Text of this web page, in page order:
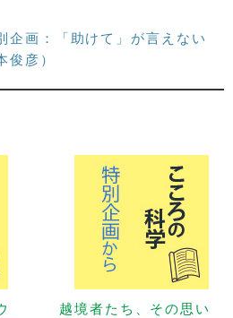
企画：「助けて」が言えない
俊彦）
越境者たち、その思い